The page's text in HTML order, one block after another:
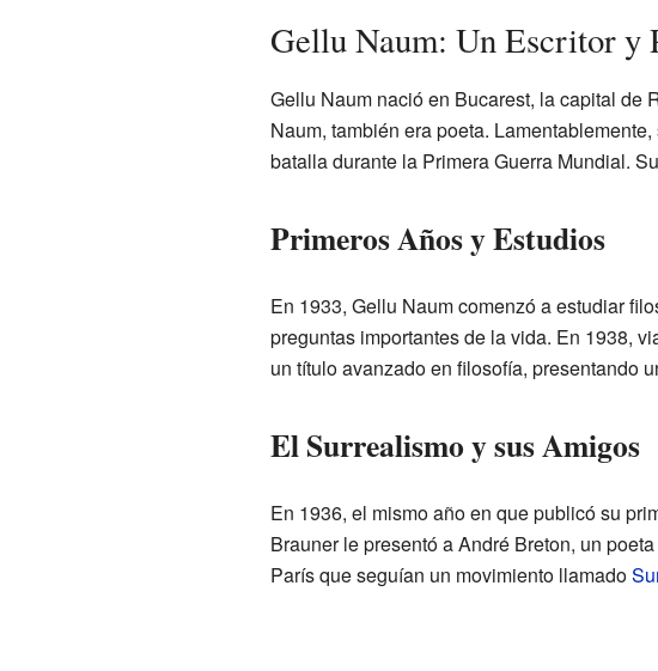
Gellu Naum: Un Escritor y
Gellu Naum nació en Bucarest, la capital de
Naum, también era poeta.
batalla durante la Primera Guerra Mundial.
Primeros Años y Estudios
En 1933, Gellu Naum comenzó a estudiar
preguntas importantes de la vida. En 1938,
un título avanzado en filosofía, presentando
El Surrealismo y sus Amigos
En 1936, el mismo año en que publicó su
Brauner le presentó a André Breton, un
París que seguían un movimiento llamado